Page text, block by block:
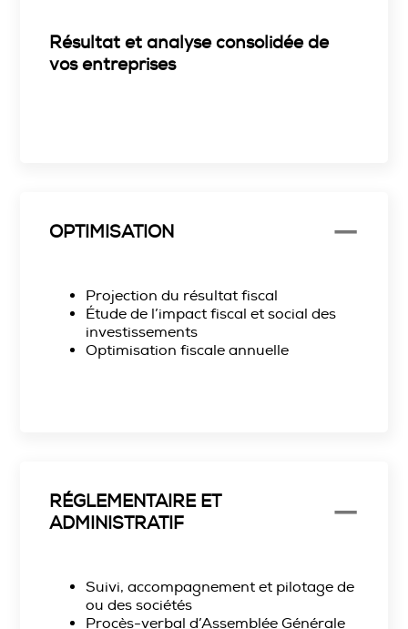
Résultat et analyse consolidée de
vos entreprises
OPTIMISATION
Projection du résultat fiscal
Étude de l’impact fiscal et social des
investissements
Optimisation fiscale annuelle
RÉGLEMENTAIRE ET
ADMINISTRATIF
Suivi, accompagnement et pilotage de
ou des sociétés
Procès-verbal d’Assemblée Générale